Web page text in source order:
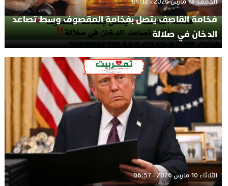
الجمعة 13 مارس 2026 - 06:12
فخامة القاصف يتصل بفخامة المقصوف وسط تصاعد
الدخان في صلالة
الثلاثاء 10 مارس 2026 - 06:57